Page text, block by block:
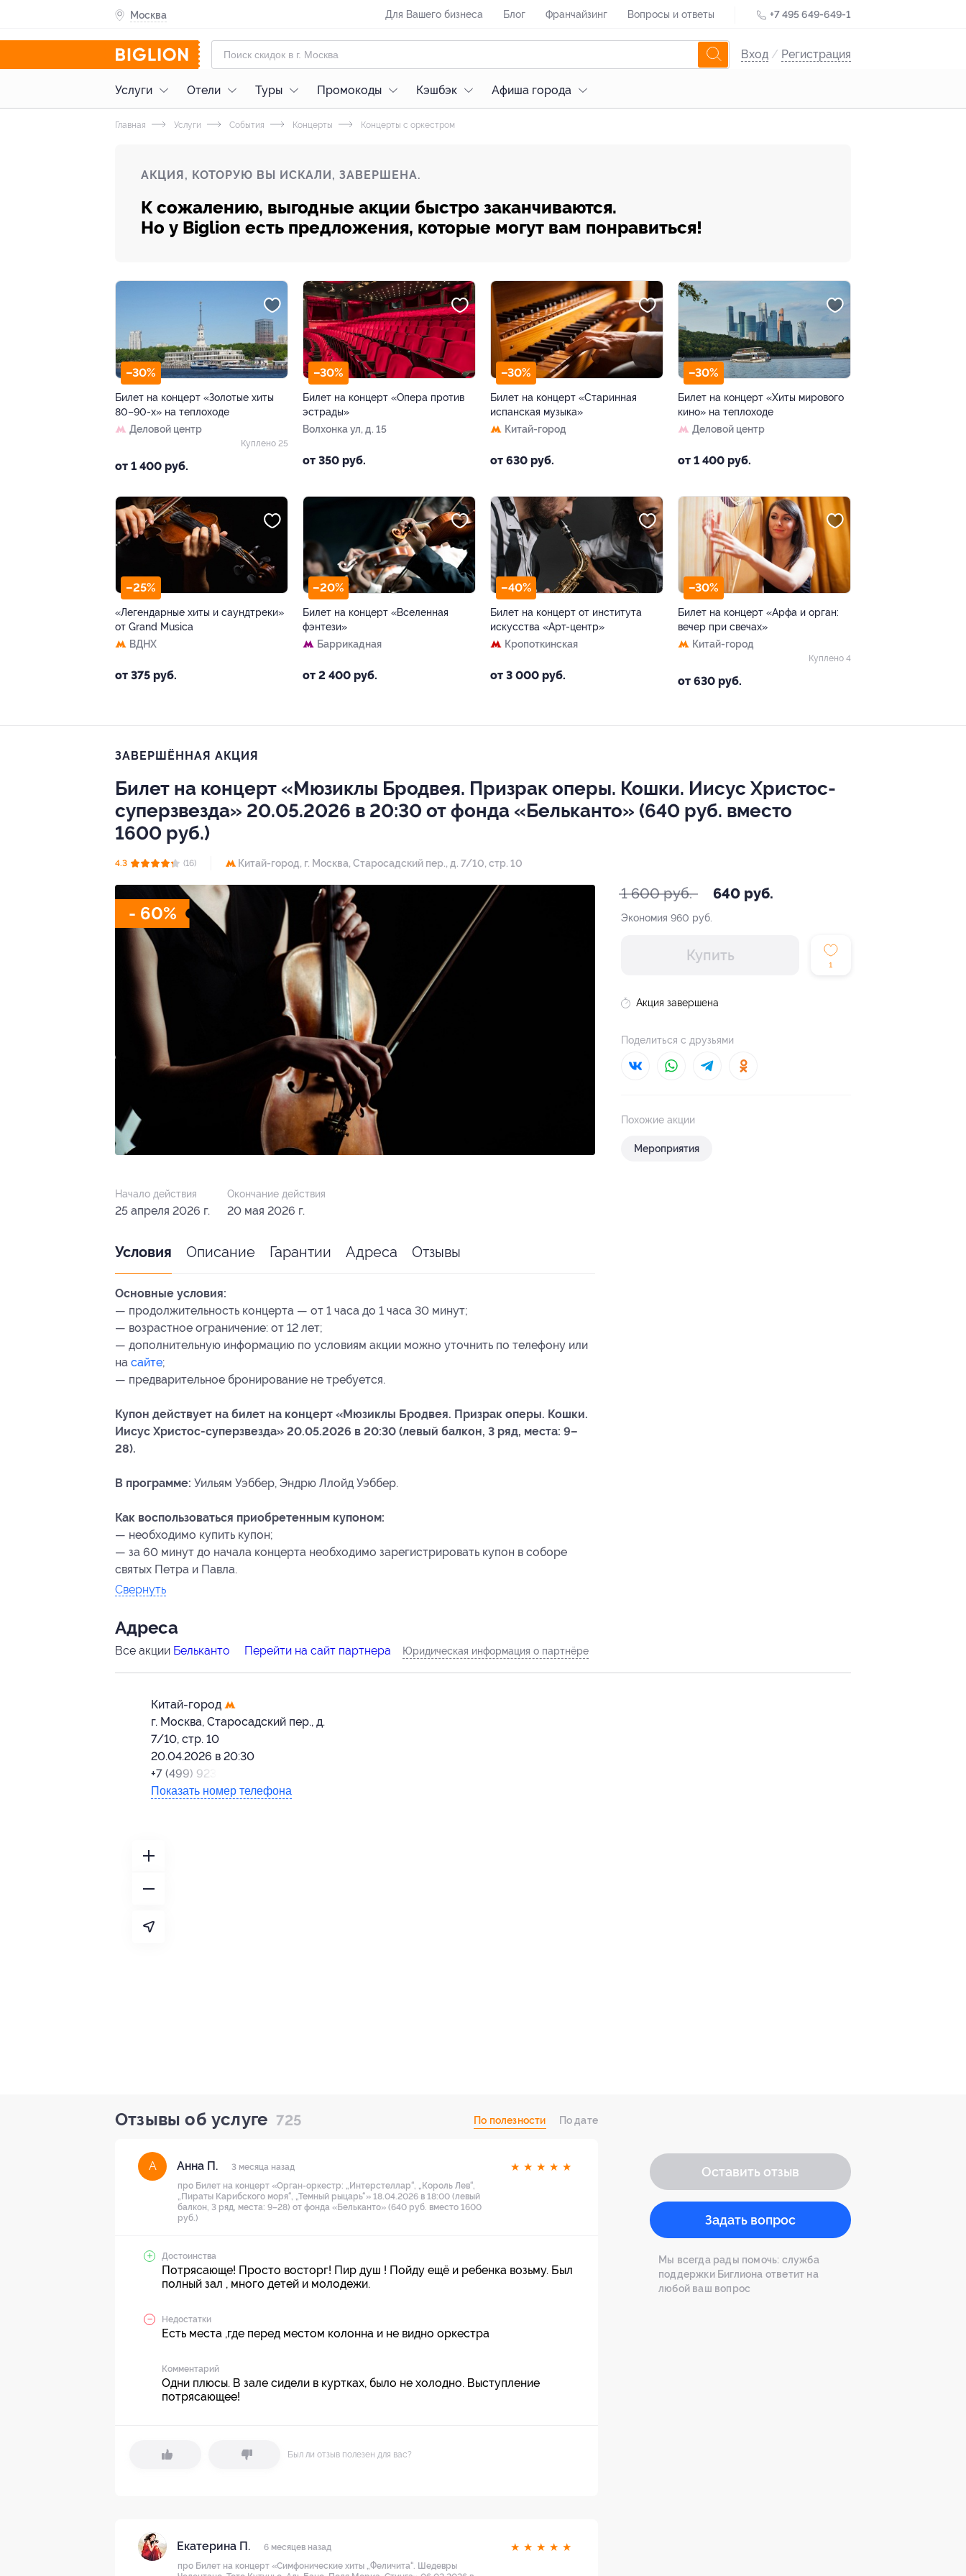
Москва Для Вашего бизнеса Блог Франчайзинг Вопросы и ответы +7 495 649-649-1
Вход / Регистрация
Услуги Отели Туры Промокоды Кэшбэк Афиша города
Главная Услуги События Концерты Концерты с оркестром
АКЦИЯ, КОТОРУЮ ВЫ ИСКАЛИ, ЗАВЕРШЕНА.
К сожалению, выгодные акции быстро заканчиваются.
Но у Biglion есть предложения, которые могут вам понравиться!
–30%
Билет на концерт «Золотые хиты
80–90-х» на теплоходе
Деловой центр
от 1 400 руб.
Куплено 25
–30%
Билет на концерт «Опера против
эстрады»
Волхонка ул, д. 15
от 350 руб.
–30%
Билет на концерт «Старинная
испанская музыка»
Китай-город
от 630 руб.
–30%
Билет на концерт «Хиты мирового
кино» на теплоходе
Деловой центр
от 1 400 руб.
–25%
«Легендарные хиты и саундтреки»
от Grand Musica
ВДНХ
от 375 руб.
–20%
Билет на концерт «Вселенная
фэнтези»
Баррикадная
от 2 400 руб.
–40%
Билет на концерт от института
искусства «Арт-центр»
Кропоткинская
от 3 000 руб.
–30%
Билет на концерт «Арфа и орган:
вечер при свечах»
Китай-город
от 630 руб.
Куплено 4
ЗАВЕРШЁННАЯ АКЦИЯ
Билет на концерт «Мюзиклы Бродвея. Призрак оперы. Кошки. Иисус Христос-
суперзвезда» 20.05.2026 в 20:30 от фонда «Бельканто» (640 руб. вместо
1600 руб.)
4.3 (16) Китай-город, г. Москва, Старосадский пер., д. 7/10, стр. 10
- 60%
1 600 руб. 640 руб.
Экономия 960 руб.
Купить
1
Акция завершена
Поделиться с друзьями
Похожие акции
Мероприятия
Начало действия
25 апреля 2026 г.
Окончание действия
20 мая 2026 г.
Условия Описание Гарантии Адреса Отзывы
Основные условия:
— продолжительность концерта — от 1 часа до 1 часа 30 минут;
— возрастное ограничение: от 12 лет;
— дополнительную информацию по условиям акции можно уточнить по телефону или
на сайте;
— предварительное бронирование не требуется.
Купон действует на билет на концерт «Мюзиклы Бродвея. Призрак оперы. Кошки.
Иисус Христос-суперзвезда» 20.05.2026 в 20:30 (левый балкон, 3 ряд, места: 9–
28).
В программе: Уильям Уэббер, Эндрю Ллойд Уэббер.
Как воспользоваться приобретенным купоном:
— необходимо купить купон;
— за 60 минут до начала концерта необходимо зарегистрировать купон в соборе
святых Петра и Павла.
Свернуть
Адресa
Все акции Бельканто Перейти на сайт партнера Юридическая информация о партнёре
Китай-город
г. Москва, Старосадский пер., д.
7/10, стр. 10
20.04.2026 в 20:30
+7 (499) 923-22-78
Показать номер телефона
Отзывы об услуге 725 По полезности По дате
А Анна П. 3 месяца назад ★ ★ ★ ★ ★
про Билет на концерт «Орган-оркестр: „Интерстеллар“, „Король Лев“,
„Пираты Карибского моря“, „Темный рыцарь“» 18.04.2026 в 18:00 (левый
балкон, 3 ряд, места: 9–28) от фонда «Бельканто» (640 руб. вместо 1600
руб.)
Достоинства
Потрясающе! Просто восторг! Пир душ ! Пойду ещё и ребенка возьму. Был
полный зал , много детей и молодежи.
Недостатки
Есть места ,где перед местом колонна и не видно оркестра
Комментарий
Одни плюсы. В зале сидели в куртках, было не холодно. Выступление
потрясающее!
Был ли отзыв полезен для вас?
Екатерина П. 6 месяцев назад ★ ★ ★ ★ ★
про Билет на концерт «Симфонические хиты „Феличита“. Шедевры
Оставить отзыв
Задать вопрос
Мы всегда рады помочь: служба
поддержки Биглиона ответит на
любой ваш вопрос